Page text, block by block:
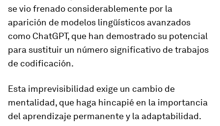
se vio frenado considerablemente por la
aparición de modelos lingüísticos avanzados
como ChatGPT, que han demostrado su potencial
para sustituir un número significativo de trabajos
de codificación.
Esta imprevisibilidad exige un cambio de
mentalidad, que haga hincapié en la importancia
del aprendizaje permanente y la adaptabilidad.